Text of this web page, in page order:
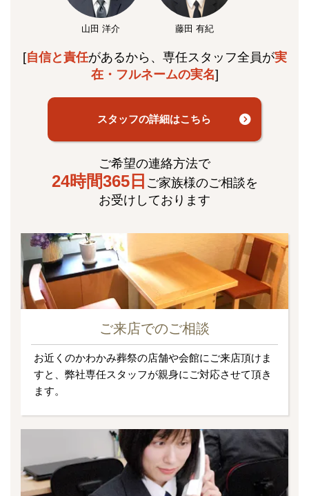
山田 洋介 藤田 有紀
[自信と責任があるから、専任スタッフ全員が実
在・フルネームの実名]
スタッフの詳細はこちら
ご希望の連絡方法で
24時間365日 ご家族様のご相談を
お受けしております
ご来店でのご相談
お近くのかわかみ葬祭の店舗や会館にご来店頂けま
すと、弊社専任スタッフが親身にご対応させて頂き
ます。